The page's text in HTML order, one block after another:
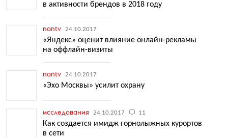
в активности брендов в 2018 году
nontv 24.10.2017
«Яндекс» оценит влияние онлайн-рекламы
на оффлайн-визиты
nontv 24.10.2017
«Эхо Москвы» усилит охрану
исследования 24.10.2017 11
Как создается имидж горнолыжных курортов
в сети